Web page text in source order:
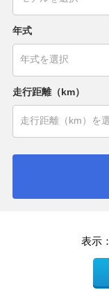
年式
走行距離（km）
表示：